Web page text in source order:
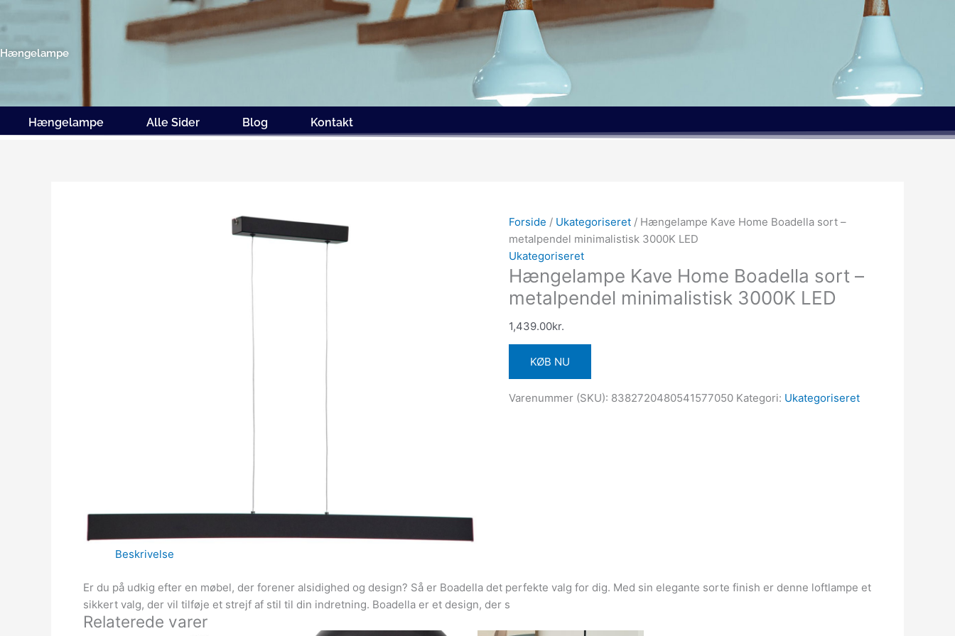
Hængelampe
Hængelampe Alle Sider Blog Kontakt
Forside / Ukategoriseret / Hængelampe Kave Home Boadella sort –
metalpendel minimalistisk 3000K LED
Ukategoriseret
Hængelampe Kave Home Boadella sort –
metalpendel minimalistisk 3000K LED
1,439.00kr.
KØB NU
Varenummer (SKU): 8382720480541577050 Kategori: Ukategoriseret
Beskrivelse
Er du på udkig efter en møbel, der forener alsidighed og design? Så er Boadella det perfekte valg for dig. Med sin elegante sorte finish er denne loftlampe et
sikkert valg, der vil tilføje et strejf af stil til din indretning. Boadella er et design, der s
Relaterede varer